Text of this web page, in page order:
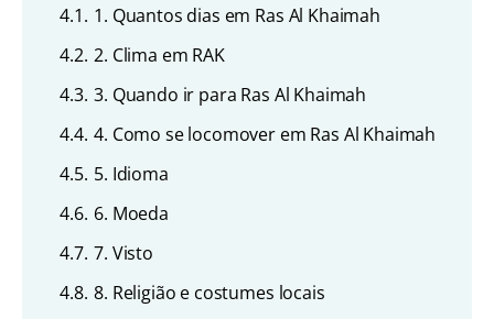
4.1. 1. Quantos dias em Ras Al Khaimah
4.2. 2. Clima em RAK
4.3. 3. Quando ir para Ras Al Khaimah
4.4. 4. Como se locomover em Ras Al Khaimah
4.5. 5. Idioma
4.6. 6. Moeda
4.7. 7. Visto
4.8. 8. Religião e costumes locais